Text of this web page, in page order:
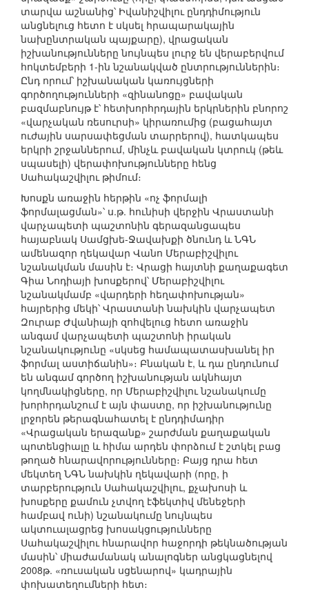
տարվա աշնանից՝ Իվանիշվիլու ընդդիմություն
անցնելուց հետո է սկսել հրապարակային
նախընտրական պայքարը), վրացական
իշխանությունները նույնպես լուրջ են վերաբերվում
հոկտեմբերի 1-ին նշանակված ընտրություններին։
Ընդ որում՝ իշխանական կառույցների
գործողությունների «զինանոցը» բավական
բազմաբնույթ է՝ հետխորհրդային երկրներին բնորոշ
«վարչական ռեսուրսի» կիրառումից (բացահայտ
ուժային սարսափեցման տարրերով), հատկապես
երկրի շրջաններում, մինչև բավական կտրուկ (թեև
սպասելի) վերափոխությունները հենց
Սահակաշվիլու թիմում։
Խոսքն առաջին հերթին «ոչ ֆորմալի
ֆորմալացման»՝ ս.թ. հունիսի վերջին Վրաստանի
վարչապետի պաշտոնին գերազանցապես
հայաբնակ Սամցխե-Ջավախքի ծնունդ և ՆԳՆ
ամենազոր ղեկավար Վանո Մերաբիշվիլու
նշանակման մասին է։ Վրացի հայտնի քաղաքագետ
Գիա Նոդիայի խոսքերով՝ Մերաբիշվիլու
նշանակմամբ «վարդերի հեղափոխության»
հայրերից մեկի՝ Վրաստանի նախկին վարչապետ
Զուրաբ Ժվանիայի զոհվելուց հետո առաջին
անգամ վարչապետի պաշտոնի իրական
նշանակությունը «սկսեց համապատասխանել իր
ֆորմալ աստիճանին»։ Բնական է, և դա ընդունում
են անգամ գործող իշխանության ակնհայտ
կողմնակիցները, որ Մերաբիշվիլու նշանակումը
խորհրդանշում է այն փաստը, որ իշխանությունը
լրջորեն թերագնահատել է ընդդիմադիր
«Վրացական երազանք» շարժման քաղաքական
պոտենցիալը և հիմա արդեն փորձում է շտկել բաց
թողած հնարավորությունները։ Բայց դրա հետ
մեկտեղ ՆԳՆ նախկին ղեկավարի (որը, ի
տարբերություն Սահակաշվիլու, քչախոսի և
խոսքերը քամուն չտվող էֆեկտիվ մենեջերի
համբավ ունի) նշանակումը նույնպես
ակտուալացրեց խոսակցությունները
Սահակաշվիլու հնարավոր հաջորդի թեկնածության
մասին՝ միաժամանակ անալոգներ անցկացնելով
2008թ. «ռուսական սցենարով» կադրային
փոխատեղումների հետ։